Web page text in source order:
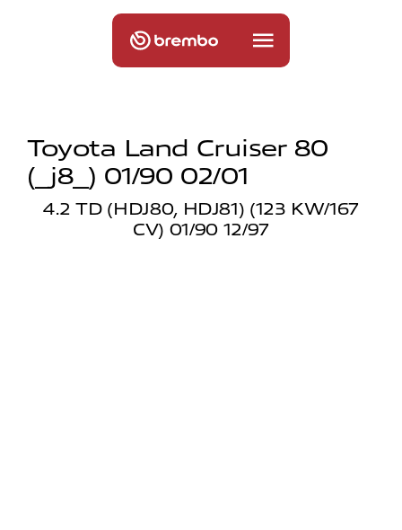
Toyota Land Cruiser 80
(_j8_) 01/90 02/01
4.2 TD (HDJ80, HDJ81) (123 KW/167
CV) 01/90 12/97